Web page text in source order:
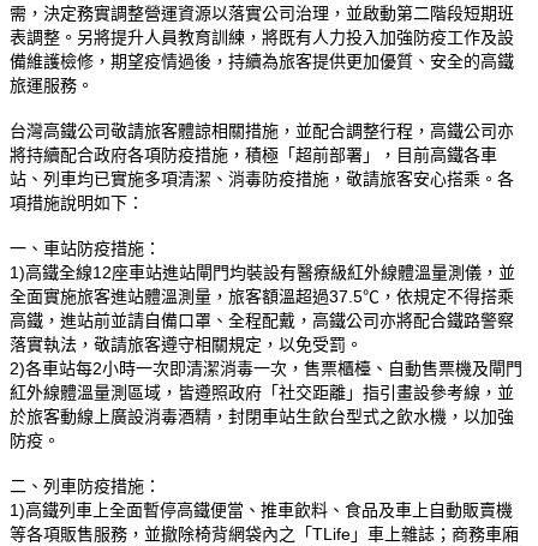
需，決定務實調整營運資源以落實公司治理，並啟動第二階段短期班
表調整。另將提升人員教育訓練，將既有人力投入加強防疫工作及設
備維護檢修，期望疫情過後，持續為旅客提供更加優質、安全的高鐵
旅運服務。
台灣高鐵公司敬請旅客體諒相關措施，並配合調整行程，高鐵公司亦
將持續配合政府各項防疫措施，積極「超前部署」，目前高鐵各車
站、列車均已實施多項清潔、消毒防疫措施，敬請旅客安心搭乘。各
項措施說明如下：
一、車站防疫措施：
1)高鐵全線12座車站進站閘門均裝設有醫療級紅外線體溫量測儀，並
全面實施旅客進站體溫測量，旅客額溫超過37.5℃，依規定不得搭乘
高鐵，進站前並請自備口罩、全程配戴，高鐵公司亦將配合鐵路警察
落實執法，敬請旅客遵守相關規定，以免受罰。
2)各車站每2小時一次即清潔消毒一次，售票櫃檯、自動售票機及閘門
紅外線體溫量測區域，皆遵照政府「社交距離」指引畫設參考線，並
於旅客動線上廣設消毒酒精，封閉車站生飲台型式之飲水機，以加強
防疫。
二、列車防疫措施：
1)高鐵列車上全面暫停高鐵便當、推車飲料、食品及車上自動販賣機
等各項販售服務，並撤除椅背網袋內之「TLife」車上雜誌；商務車廂